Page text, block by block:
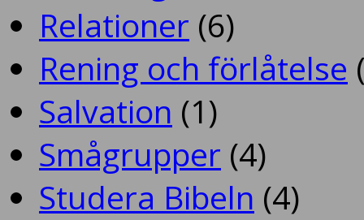
Relationer (6)
Rening och förlåtelse
Salvation (1)
Smågrupper (4)
Studera Bibeln (4)